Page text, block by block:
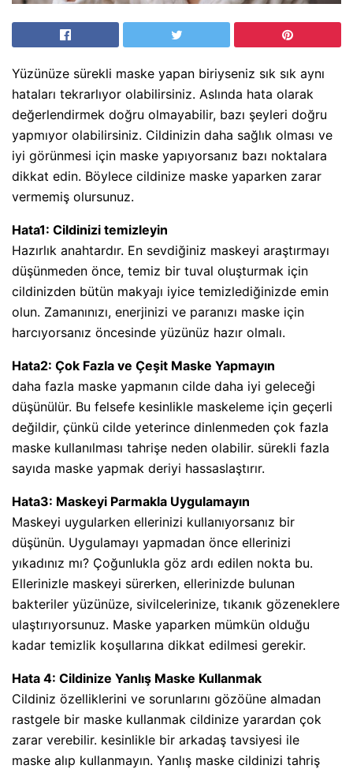
Yüzünüze sürekli maske yapan biriyseniz sık sık aynı
hataları tekrarlıyor olabilirsiniz. Aslında hata olarak
değerlendirmek doğru olmayabilir, bazı şeyleri doğru
yapmıyor olabilirsiniz. Cildinizin daha sağlık olması ve
iyi görünmesi için maske yapıyorsanız bazı noktalara
dikkat edin. Böylece cildinize maske yaparken zarar
vermemiş olursunuz.
Hata1: Cildinizi temizleyin
Hazırlık anahtardır. En sevdiğiniz maskeyi araştırmayı
düşünmeden önce, temiz bir tuval oluşturmak için
cildinizden bütün makyajı iyice temizlediğinizde emin
olun. Zamanınızı, enerjinizi ve paranızı maske için
harcıyorsanız öncesinde yüzünüz hazır olmalı.
Hata2: Çok Fazla ve Çeşit Maske Yapmayın
daha fazla maske yapmanın cilde daha iyi geleceği
düşünülür. Bu felsefe kesinlikle maskeleme için geçerli
değildir, çünkü cilde yeterince dinlenmeden çok fazla
maske kullanılması tahrişe neden olabilir. sürekli fazla
sayıda maske yapmak deriyi hassaslaştırır.
Hata3: Maskeyi Parmakla Uygulamayın
Maskeyi uygularken ellerinizi kullanıyorsanız bir
düşünün. Uygulamayı yapmadan önce ellerinizi
yıkadınız mı? Çoğunlukla göz ardı edilen nokta bu.
Ellerinizle maskeyi sürerken, ellerinizde bulunan
bakteriler yüzünüze, sivilcelerinize, tıkanık gözeneklere
ulaştırıyorsunuz. Maske yaparken mümkün olduğu
kadar temizlik koşullarına dikkat edilmesi gerekir.
Hata 4: Cildinize Yanlış Maske Kullanmak
Cildiniz özelliklerini ve sorunlarını gözöüne almadan
rastgele bir maske kullanmak cildinize yarardan çok
zarar verebilir. kesinlikle bir arkadaş tavsiyesi ile
maske alıp kullanmayın. Yanlış maske cildinizi tahriş